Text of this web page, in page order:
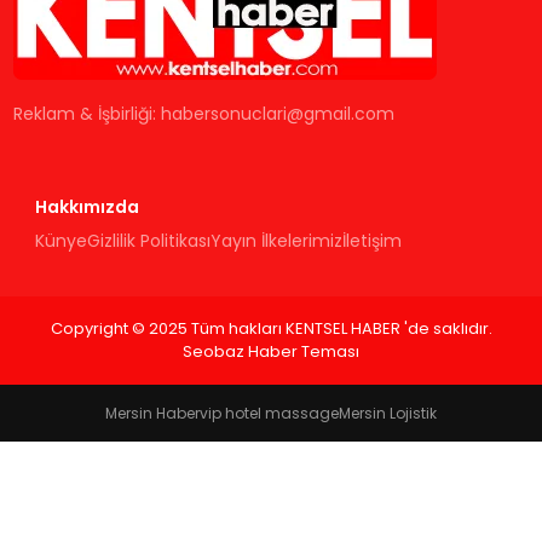
KÜLTÜR & SANAT
SPOR
Reklam & İşbirliği:habersonuclari@gmail.com
Hakkımızda
KünyeGizlilik PolitikasıYayın İlkelerimizİletişim
Copyright © 2025 Tüm hakları KENTSEL HABER 'de saklıdır.
Seobaz Haber Teması
Mersin Habervip hotel massageMersin Lojistik